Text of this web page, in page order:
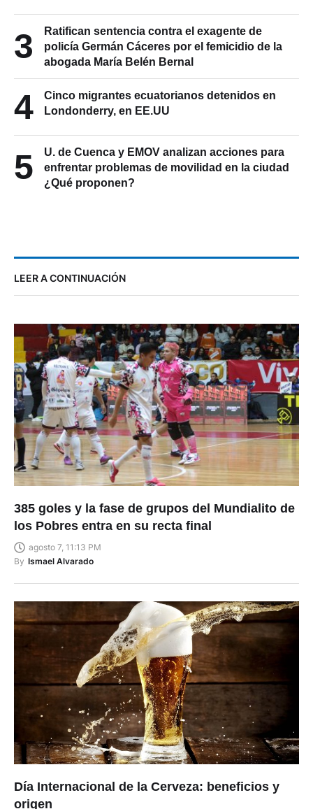
3
Ratifican sentencia contra el exagente de
policía Germán Cáceres por el femicidio de la
abogada María Belén Bernal
4
Cinco migrantes ecuatorianos detenidos en
Londonderry, en EE.UU
5
U. de Cuenca y EMOV analizan acciones para
enfrentar problemas de movilidad en la ciudad
¿Qué proponen?
LEER A CONTINUACIÓN
385 goles y la fase de grupos del Mundialito de
los Pobres entra en su recta final
agosto 7, 11:13 PM
By
Ismael Alvarado
Día Internacional de la Cerveza: beneficios y
origen
agosto 7, 6:24 PM